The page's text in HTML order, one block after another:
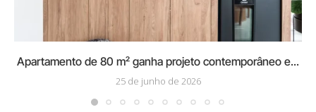
Apartamento de 80 m² ganha projeto contemporâneo e...
25 de junho de 2026